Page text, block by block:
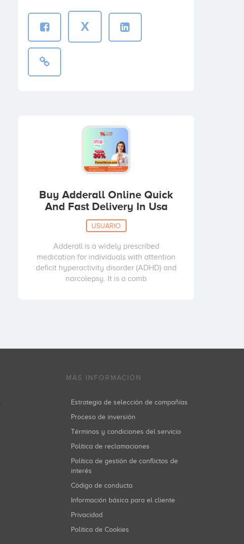
X
Buy Adderall Online Quick
And Fast Delivery In Usa
USUARIO
Adderall is a widely prescribed
medication for individuals with attention
deficit hyperactivity disorder (ADHD) and
narcolepsy. It is a comb
MÁS INFORMACIÓN
Estrategia de selección de compañías
Proceso de inversión
Términos y condiciones del servicio
Política de reclamaciones
Política de gestión de conflictos de
interés
Código de conducta
Información básica para el cliente
Privacidad
Política de Cookies